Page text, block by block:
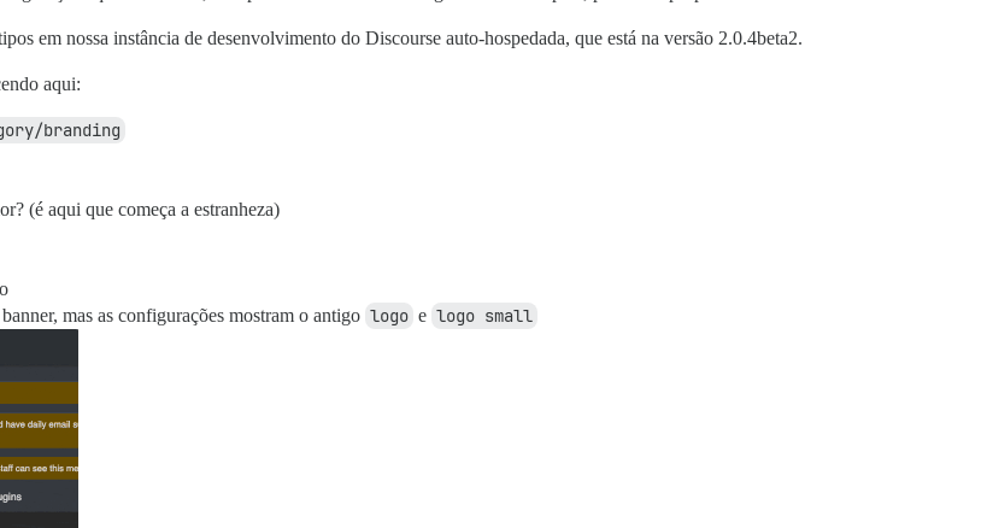
em nossa instância de desenvolvimento do Discourse auto-hospedada, que está na versão 2.0.4beta2.
aqui:
branding
(é aqui que começa a estranheza)
mas as configurações mostram o antigo logo e logo small